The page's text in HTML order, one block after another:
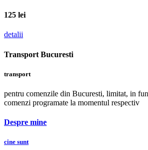
125 lei
detalii
Transport Bucuresti
transport
pentru comenzile din Bucuresti, limitat, in
comenzi programate la momentul respectiv
Despre mine
cine sunt